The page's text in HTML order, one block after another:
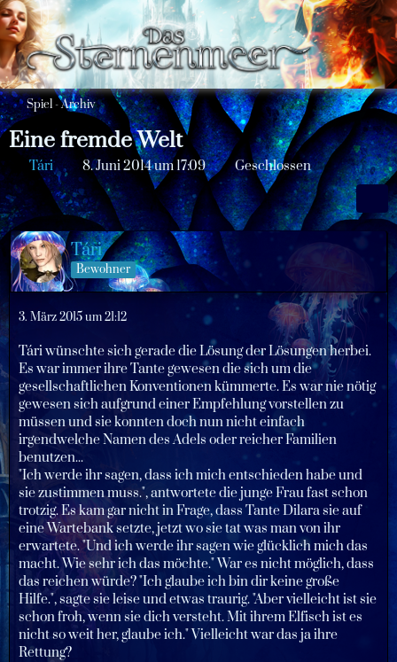
Spiel - Archiv
Eine fremde Welt
Tári 8. Juni 2014 um 17:09 Geschlossen
Tári
Bewohner
3. März 2015 um 21:12
Tári wünschte sich gerade die Lösung der Lösungen herbei.
Es war immer ihre Tante gewesen die sich um die
gesellschaftlichen Konventionen kümmerte. Es war nie nötig
gewesen sich aufgrund einer Empfehlung vorstellen zu
müssen und sie konnten doch nun nicht einfach
irgendwelche Namen des Adels oder reicher Familien
benutzen...
"Ich werde ihr sagen, dass ich mich entschieden habe und
sie zustimmen muss.", antwortete die junge Frau fast schon
trotzig. Es kam gar nicht in Frage, dass Tante Dilara sie auf
eine Wartebank setzte, jetzt wo sie tat was man von ihr
erwartete. "Und ich werde ihr sagen wie glücklich mich das
macht. Wie sehr ich das möchte." War es nicht möglich, dass
das reichen würde? "Ich glaube ich bin dir keine große
Hilfe.", sagte sie leise und etwas traurig. "Aber vielleicht ist sie
schon froh, wenn sie dich versteht. Mit ihrem Elfisch ist es
nicht so weit her, glaube ich." Vielleicht war das ja ihre
Rettung?